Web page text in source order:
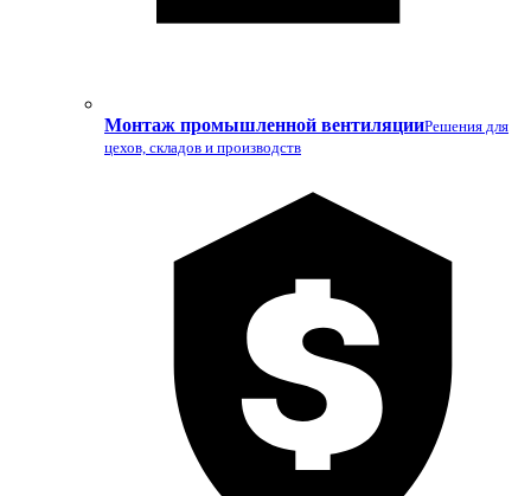
Монтаж промышленной вентиляцииРешения для
цехов, складов и производств